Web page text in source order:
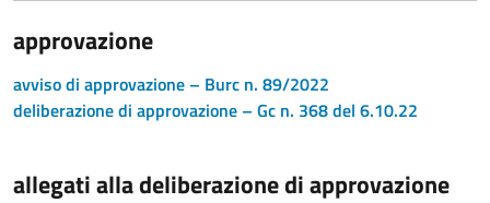
approvazione
avviso di approvazione – Burc n. 89/2022
deliberazione di approvazione – Gc n. 368 del 6.10.22
allegati alla deliberazione di approvazione